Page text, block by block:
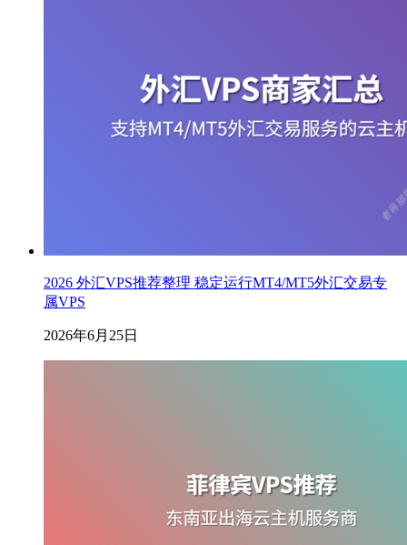
2026 外汇VPS推荐整理 稳定运行MT4/MT5外汇交易专
属VPS
2026年6月25日